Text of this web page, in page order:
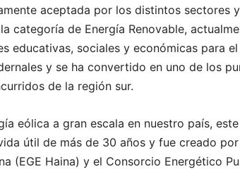
aceptada por los distintos sectores
categoría de Energía Renovable,
educativas, sociales y económicas para
y se ha convertido en uno de los
de la región sur.
eólica a gran escala en nuestro país,
útil de más de 30 años y fue creado
(EGE Haina) y el Consorcio Energético